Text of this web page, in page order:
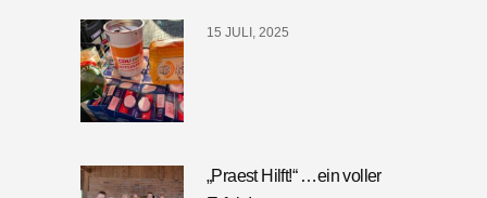
15 JULI, 2025
„Praest Hilft!“ …ein voller